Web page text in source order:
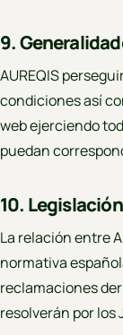
9.
AUREQIS
condiciones así
web ejerciendo
puedan
10.
La relación entre
normativa
reclamaciones
resolverán por los